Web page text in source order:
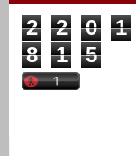
2 2 0 1
8
1 5